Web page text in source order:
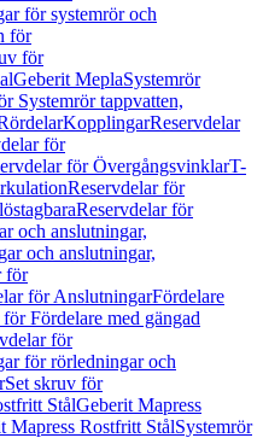
för systemrör och
för
för
Geberit MeplaSystemrör
Systemrör tappvatten,
KopplingarReservdelar
för
för ÖvergångsvinklarT-
Reservdelar för
Reservdelar för
och anslutningar,
och anslutningar,
för
för AnslutningarFördelare
Fördelare med gängad
för
för rörledningar och
Set skruv för
StålGeberit Mapress
Mapress Rostfritt StålSystemrör